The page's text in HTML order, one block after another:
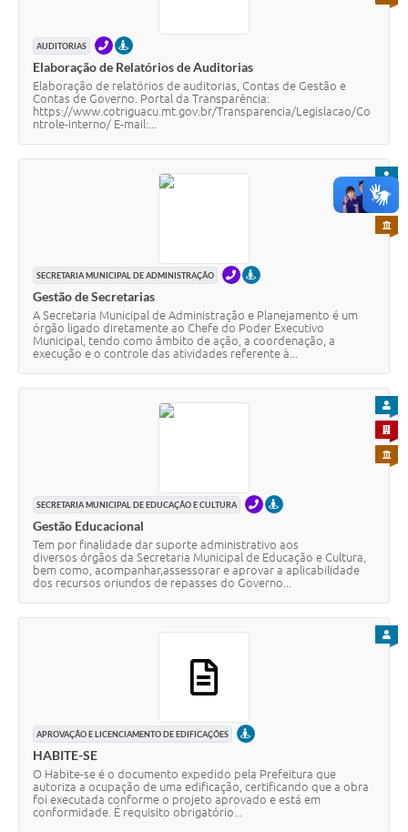
AUDITORIAS TELEFONEPRESENCIAL
Elaboração de Relatórios de Auditorias
Elaboração de relatórios de auditorias, Contas de Gestão e
Contas de Governo. Portal da Transparência:
https://www.cotriguacu.mt.gov.br/Transparencia/Legislacao/Co
ntrole-interno/ E-mail:...
SECRETARIA MUNICIPAL DE ADMINISTRAÇÃO TELEFONEPRESENCIAL
Gestão de Secretarias
A Secretaria Municipal de Administração e Planejamento é um
órgão ligado diretamente ao Chefe do Poder Executivo
Municipal, tendo como âmbito de ação, a coordenação, a
execução e o controle das atividades referente à...
PARA
PARA
PARA
SECRETARIA MUNICIPAL DE EDUCAÇÃO E CULTURA TELEFONEPRESENCIAL
Gestão Educacional
Tem por finalidade dar suporte administrativo aos
diversos órgãos da Secretaria Municipal de Educação e Cultura,
bem como, acompanhar,assessorar e aprovar a aplicabilidade
dos recursos oriundos de repasses do Governo...
PARA
PARA
APROVAÇÃO E LICENCIAMENTO DE EDIFICAÇÕES PRESENCIAL
HABITE-SE
O Habite-se é o documento expedido pela Prefeitura que
autoriza a ocupação de uma edificação, certificando que a obra
foi executada conforme o projeto aprovado e está em
conformidade. É requisito obrigatório...